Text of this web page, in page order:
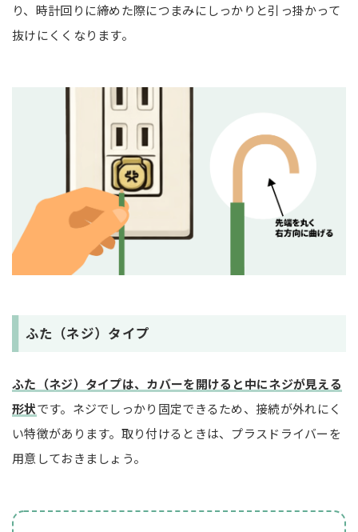
り、時計回りに締めた際につまみにしっかりと引っ掛かって
抜けにくくなります。
ふた（ネジ）タイプ
ふた（ネジ）タイプは、カバーを開けると中にネジが見える
形状です。ネジでしっかり固定できるため、接続が外れにく
い特徴があります。取り付けるときは、プラスドライバーを
用意しておきましょう。